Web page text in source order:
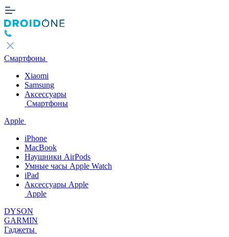
Смартфоны
Xiaomi
Samsung
Аксессуары
Смартфоны
Apple
iPhone
MacBook
Наушники AirPods
Умные часы Apple Watch
iPad
Аксессуары Apple
Apple
DYSON
GARMIN
Гаджеты